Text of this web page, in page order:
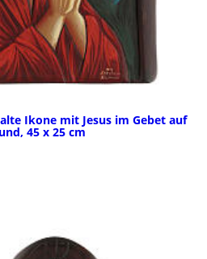
Ikone mit Jesus im Gebet auf
45 x 25 cm